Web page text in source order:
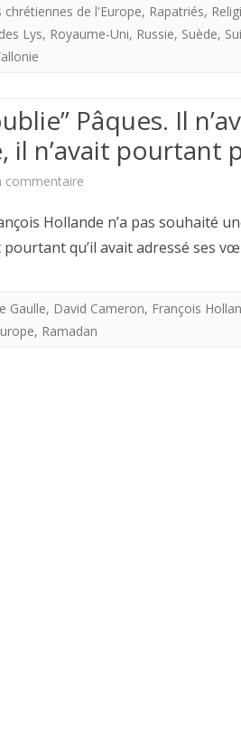
chrétiennes de l'Europe, Rapatriés,
Lys, Royaume-Uni, Russie, Suède,
Pâques. Il
il n’avait pourtant
commentaire
Hollande
Pâques.
Il
Hollande n’a pas souhaité
qu’il avait adressé ses
Gaulle, David Cameron, François
, Ramadan